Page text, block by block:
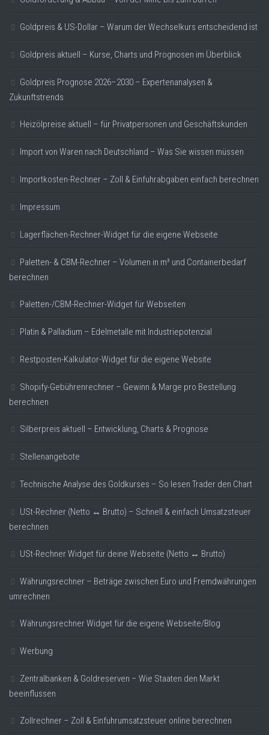
Goldpreis & US-Dollar – Warum der Wechselkurs entscheidend ist
Goldpreis aktuell – Kurse, Charts und Prognosen im Überblick
Goldpreis Prognose 2026–2030 – Expertenanalysen &
Zukunftstrends
Heizölpreise aktuell – für Privatpersonen und Geschäftskunden
Import von Waren nach Deutschland – Was Sie wissen müssen
Importkosten-Rechner – Zoll & Einfuhrabgaben einfach berechnen
Impressum
Lagerflächen-Rechner-Widget für die eigene Webseite
Paletten- & CBM-Rechner – Volumen in m³ und Containerbedarf
berechnen
Paletten-/CBM-Rechner-Widget für Webseiten
Platin & Palladium – Edelmetalle mit Industriepotenzial
Restposten-Kalkulator-Widget für die eigene Website
Shopify-Gebührenrechner – Gewinn & Marge pro Bestellung
berechnen
Silberpreis aktuell – Entwicklung, Charts & Prognose
Stellenangebote
Technische Analyse des Goldkurses – So lesen Trader den Chart
USt-Rechner (Netto ↔ Brutto) – Schnell & einfach Umsatzsteuer
berechnen
USt-Rechner Widget für deine Webseite (Netto ↔ Brutto)
Währungsrechner – Beträge zwischen Euro und Fremdwährungen
umrechnen
Währungsrechner Widget für die eigene Webseite/Blog
Werbung
Zentralbanken & Goldreserven – Wie Staaten den Markt
beeinflussen
Zollrechner – Zoll & Einfuhrumsatzsteuer online berechnen